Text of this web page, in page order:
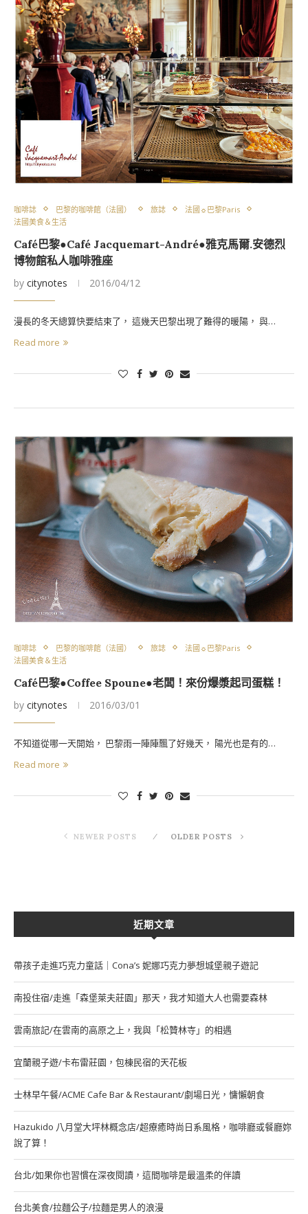
咖啡誌 巴黎的咖啡館（法國） 旅誌
法國☼巴黎Paris
法國美食＆生活
Café巴黎●Café Jacquemart-André●雅克馬爾.安德烈
博物館私人咖啡雅座
by citynotes 2016/04/12
漫長的冬天總算快要結束了， 這幾天巴黎出現了難得的暖陽， 與…
Read more
咖啡誌 巴黎的咖啡館（法國） 旅誌
法國☼巴黎Paris
法國美食＆生活
Café巴黎●Coffee Spoune●老闆！來份爆漿起司蛋糕！
by citynotes 2016/03/01
不知道從哪一天開始， 巴黎雨一陣陣飄了好幾天， 陽光也是有的…
Read more
NEWER POSTS OLDER POSTS
近期文章
帶孩子走進巧克力童話｜Cona’s 妮娜巧克力夢想城堡親子遊記
南投住宿/走進「森堡萊夫莊園」那天，我才知道大人也需要森林
雲南旅記/在雲南的高原之上，我與「松贊林寺」的相遇
宜蘭親子遊/卡布雷莊園，包棟民宿的天花板
士林早午餐/ACME Cafe Bar & Restaurant/劇場日光，慵懶朝食
Hazukido 八月堂大坪林概念店/超療癒時尚日系風格，咖啡廳或餐廳妳
說了算！
台北/如果你也習慣在深夜閱讀，這間咖啡是最溫柔的伴讀
台北美食/拉麵公子/拉麵是男人的浪漫